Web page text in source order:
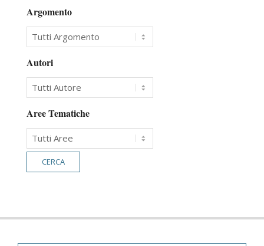
Argomento
Autori
Aree Tematiche